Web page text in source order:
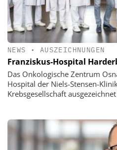
NEWS • AUSZEICHNUNGEN
Franziskus-Hospital
Das Onkologische Zentrum
Hospital der Niels-Stensen-
Krebsgesellschaft